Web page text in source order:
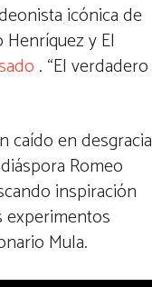
icónica de
y El
. “El verdadero
caído en desgracia
Romeo
inspiración
experimentos
Mula.